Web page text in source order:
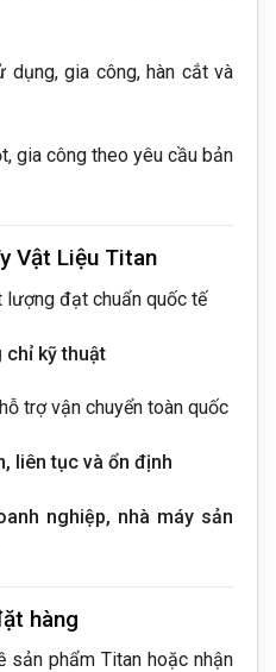
dụng, gia công, hàn cắt và
gia công theo yêu cầu bản
Vật Liệu Titan
lượng đạt chuẩn quốc tế
chỉ kỹ thuật
trợ vận chuyển toàn quốc
liên tục và ổn định
nghiệp, nhà máy sản
hàng
phẩm Titan hoặc nhận